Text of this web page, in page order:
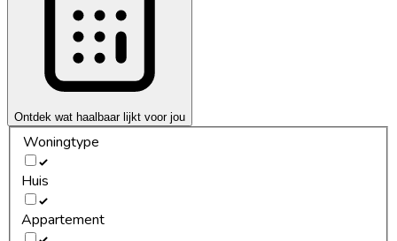
Ontdek wat haalbaar lijkt voor jou
Woningtype
Huis
Appartement